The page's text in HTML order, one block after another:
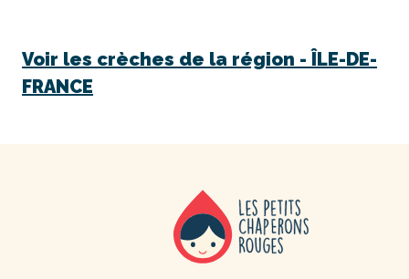
Voir les crèches de la région - ÎLE-DE-
FRANCE